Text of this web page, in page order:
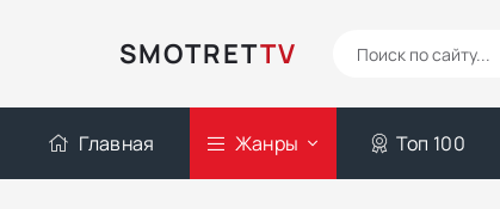
SMOTRETTV
Главная Жанры Топ 100